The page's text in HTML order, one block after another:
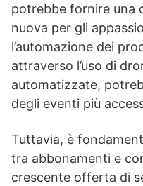
potrebbe fornire una
nuova per gli
l’automazione dei
attraverso l’uso di
automatizzate,
degli eventi più
Tuttavia, è
tra abbonamenti e
crescente offerta di